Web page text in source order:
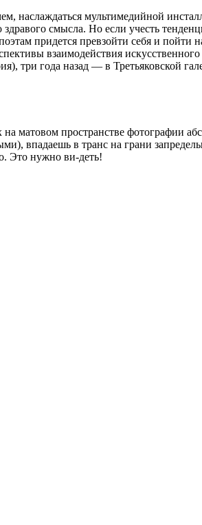
насла­ждаться муль­ти­ме­дий­ной
смысла. Но если учесть
при­дется пре­взойти себя и
вза­и­мо­дей­ствия
три года назад — в Тре­тья­ков­ской
мато­вом про­стран­стве фото­гра­фии
впа­да­ешь в транс на грани
Это нужно ви-деть!